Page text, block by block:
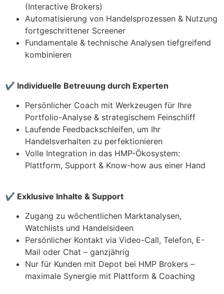
(Interactive Brokers)
Automatisierung von Handelsprozessen & Nutzung
fortgeschrittener Screener
Fundamentale & technische Analysen tiefgreifend
kombinieren
✔ Individuelle Betreuung durch Experten
Persönlicher Coach mit Werkzeugen für Ihre
Portfolio-Analyse & strategischem Feinschliff
Laufende Feedbackschleifen, um Ihr
Handelsverhalten zu perfektionieren
Volle Integration in das HMP-Ökosystem:
Plattform, Support & Know-how aus einer Hand
✔ Exklusive Inhalte & Support
Zugang zu wöchentlichen Marktanalysen,
Watchlists und Handelsideen
Persönlicher Kontakt via Video-Call, Telefon, E-
Mail oder Chat – ganzjährig
Nur für Kunden mit Depot bei HMP Brokers –
maximale Synergie mit Plattform & Coaching